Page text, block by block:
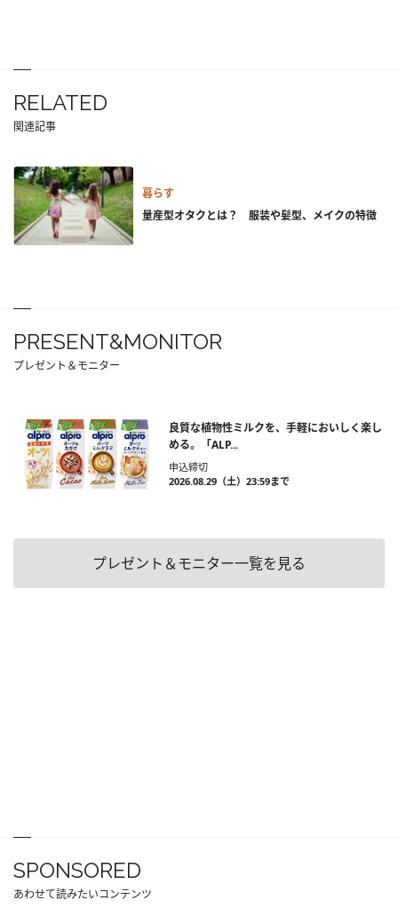
RELATED
関連記事
暮らす
量産型オタクとは？ 服装や髪型、メイクの特徴
PRESENT&MONITOR
プレゼント＆モニター
良質な植物性ミルクを、手軽においしく楽し
める。「ALP...
申込締切
2026.08.29（土）23:59まで
プレゼント＆モニター一覧を見る
SPONSORED
あわせて読みたいコンテンツ